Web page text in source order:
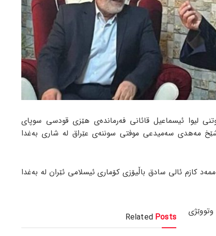
لیوا ئیسماعیل قائانی فەرماندەی هێزی قودسی سوپای
مەهدی سەمیدعی موفتی سوننەی عێراق لە شاری بەغدا
کازم ئالی سادق باڵیۆزی کۆماری ئیسلامی ئێران لە بەغدا
Related Posts